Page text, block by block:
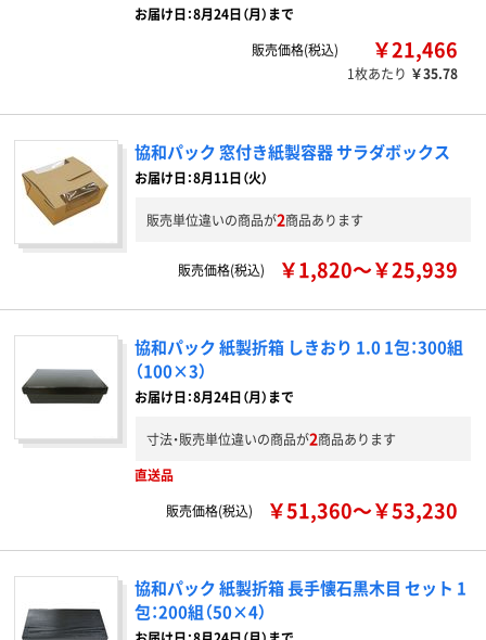
お届け日：8月24日（月）まで
販売価格(税込)
￥21,466
1枚あたり ￥35.78
協和パック 窓付き紙製容器 サラダボックス
お届け日：8月11日（火）
販売単位違いの商品が2商品あります
販売価格(税込) ￥1,820～￥25,939
協和パック 紙製折箱 しきおり 1.0 1包：300組
（100×3）
お届け日：8月24日（月）まで
寸法・販売単位違いの商品が2商品あります
直送品
販売価格(税込)
￥51,360～￥53,230
協和パック 紙製折箱 長手懐石黒木目 セット 1
包：200組（50×4）